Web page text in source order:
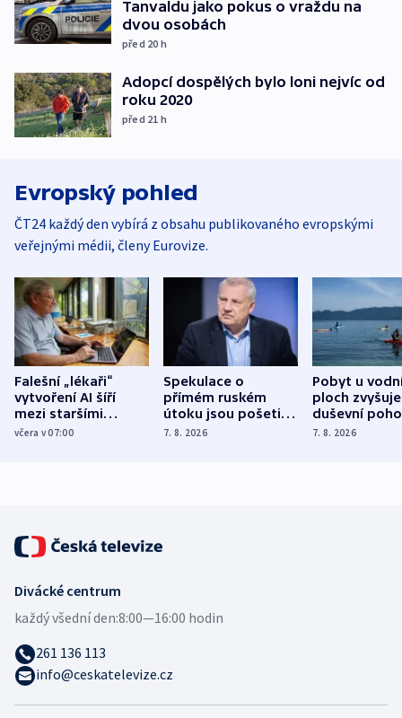
Tanvaldu jako pokus o vraždu na
dvou osobách
před 20 h
Adopcí dospělých bylo loni nejvíc od
roku 2020
před 21 h
Evropský pohled
ČT24 každý den vybírá z obsahu publikovaného evropskými
veřejnými médii, členy Eurovize.
Falešní „lékaři“
vytvoření AI šíří
mezi staršími
Poláky nebezpečné
včera v 07:00
Spekulace o
přímém ruském
útoku jsou pošetilé,
míní estonský
7. 8. 2026
Pobyt u
ploch zvyšuje
duševní
ukázala
7. 8. 2026
Divácké centrum
každý všední den:8:00—16:00 hodin
261 136 113
info@ceskatelevize.cz